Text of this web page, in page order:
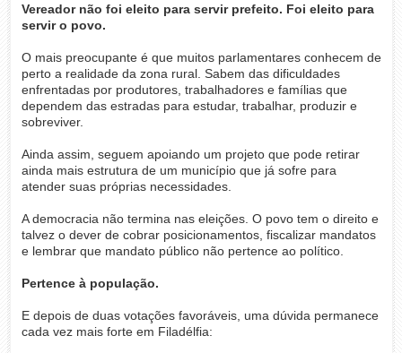
Vereador não foi eleito para servir prefeito. Foi eleito para
servir o povo.
O mais preocupante é que muitos parlamentares conhecem de
perto a realidade da zona rural. Sabem das dificuldades
enfrentadas por produtores, trabalhadores e famílias que
dependem das estradas para estudar, trabalhar, produzir e
sobreviver.
Ainda assim, seguem apoiando um projeto que pode retirar
ainda mais estrutura de um município que já sofre para
atender suas próprias necessidades.
A democracia não termina nas eleições. O povo tem o direito e
talvez o dever de cobrar posicionamentos, fiscalizar mandatos
e lembrar que mandato público não pertence ao político.
Pertence à população.
E depois de duas votações favoráveis, uma dúvida permanece
cada vez mais forte em Filadélfia: